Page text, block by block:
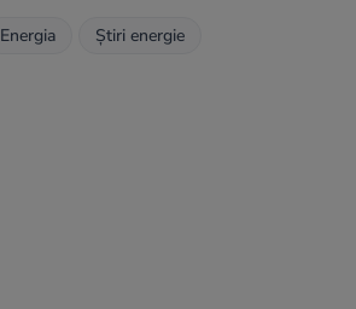
Energia
Știri energie